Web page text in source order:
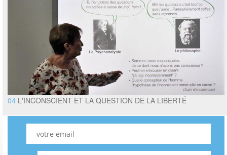
04 L'INCONSCIENT ET LA QUESTION DE LA LIBERTÉ